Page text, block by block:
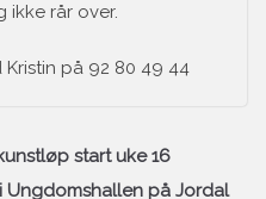
ikke rår over.
på 92 80 49 44
start uke 16
Ungdomshallen på Jordal